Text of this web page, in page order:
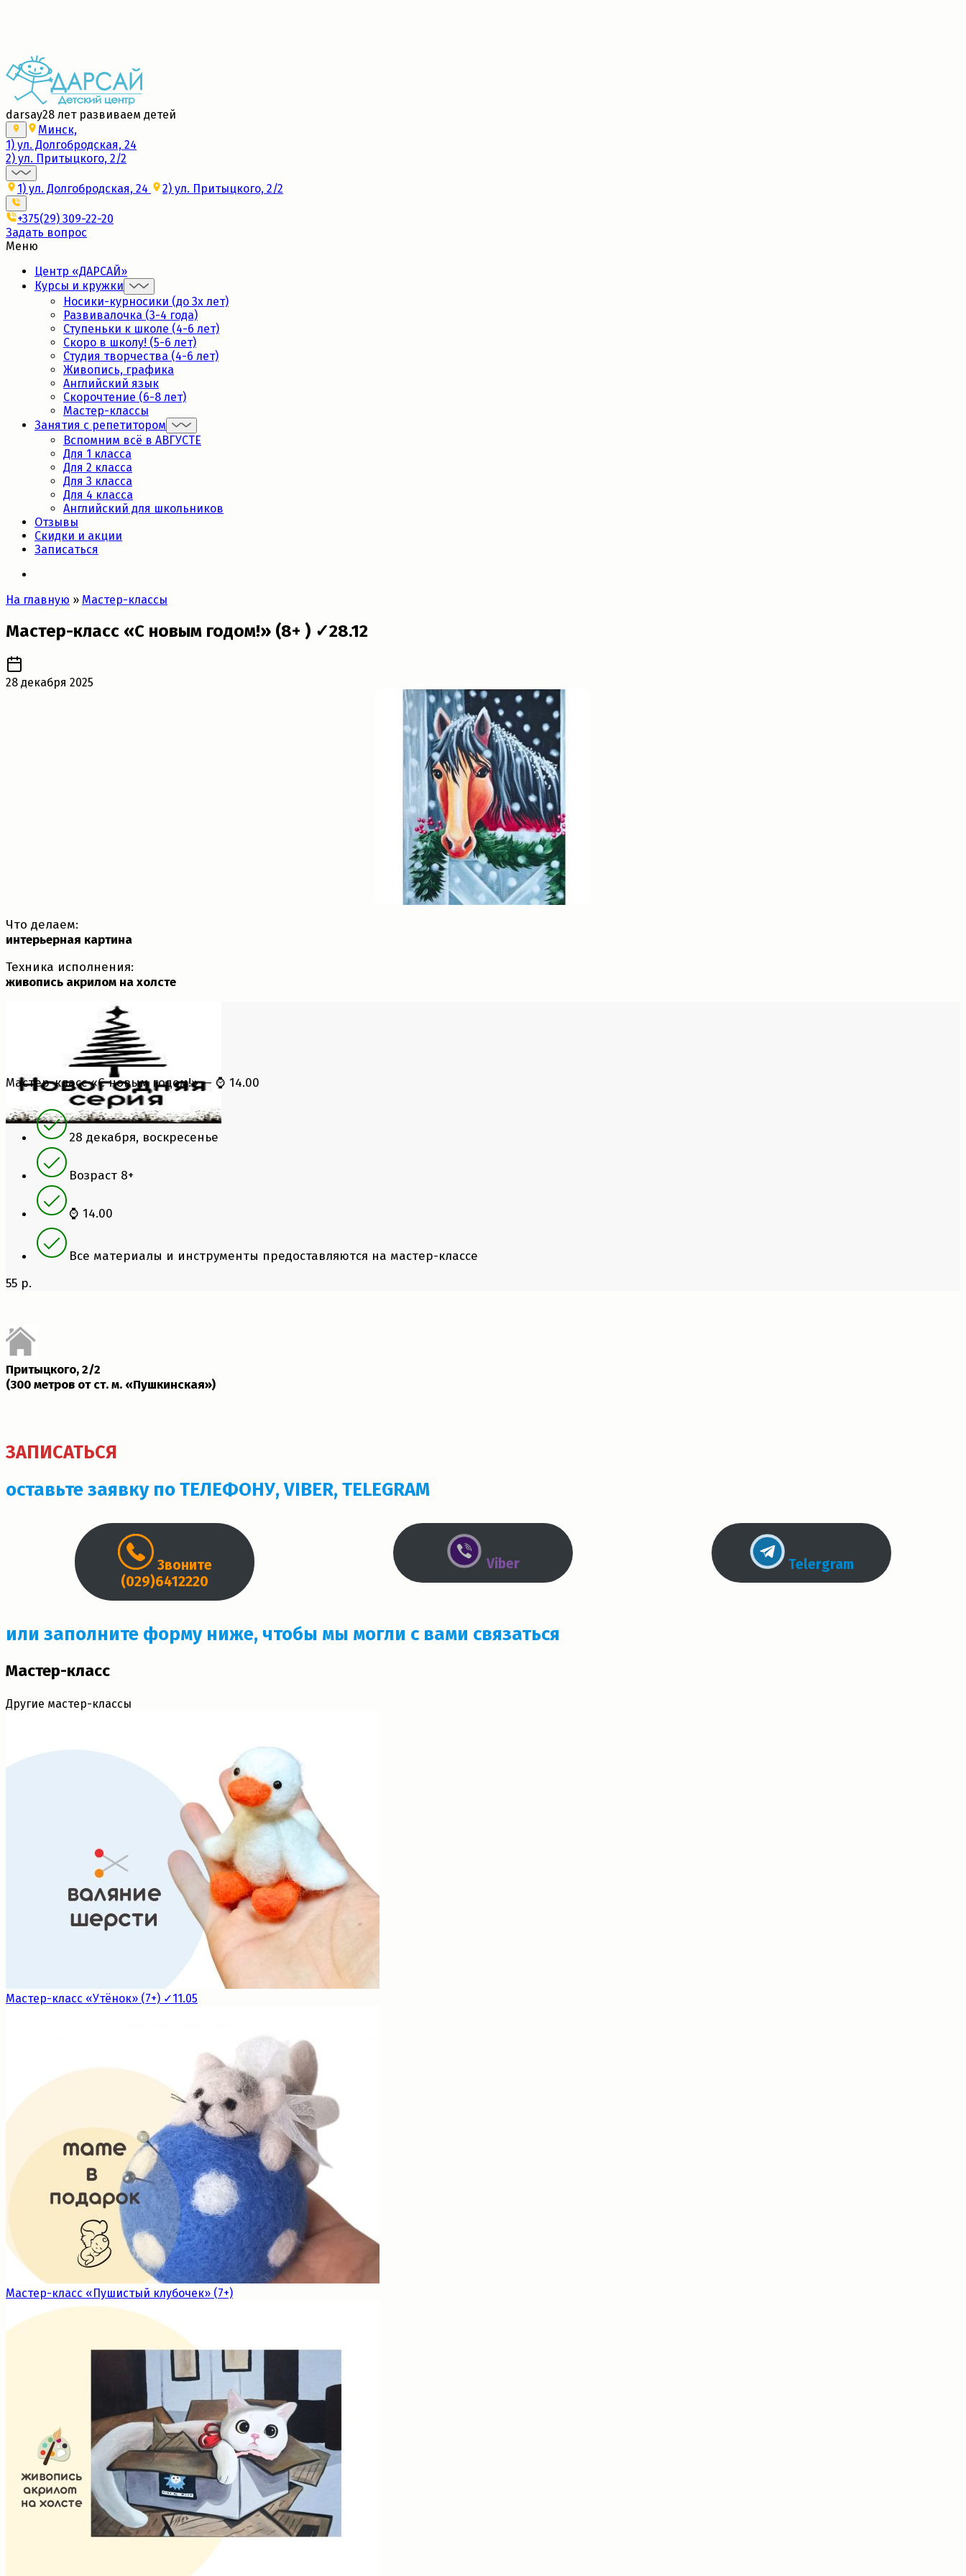
darsay28 лет развиваем детей
Минск,
1) ул. Долгобродская, 24
2) ул. Притыцкого, 2/2
1) ул. Долгобродская, 24 2) ул. Притыцкого, 2/2
+375(29) 309-22-20
Задать вопрос
Меню
Центр «ДАРСАЙ»
Курсы и кружки
Носики-курносики (до 3х лет)
Развивалочка (3-4 года)
Ступеньки к школе (4-6 лет)
Скоро в школу! (5-6 лет)
Студия творчества (4-6 лет)
Живопись, графика
Английский язык
Скорочтение (6-8 лет)
Мастер-классы
Занятия с репетитором
Вспомним всё в АВГУСТЕ
Для 1 класса
Для 2 класса
Для 3 класса
Для 4 класса
Английский для школьников
Отзывы
Скидки и акции
Записаться
На главную » Мастер-классы
Мастер-класс «С новым годом!» (8+ ) ✓28.12
28 декабря 2025
Что делаем:
интерьерная картина
Техника исполнения:
живопись акрилом на холсте
Мастер-класс «С новым годом!» — ⌚ 14.00
28 декабря, воскресенье
Возраст 8+
⌚ 14.00
Все материалы и инструменты предоставляются на мастер-классе
55 р.
Притыцкого, 2/2
(300 метров от ст. м. «Пушкинская»)­
ЗАПИСАТЬСЯ
оставьте заявку по ТЕЛЕФОНУ, VIBER, TELEGRAM
Звоните
(029)6412220
Viber Telergram
или заполните форму ниже, чтобы мы могли с вами связаться
Мастер-класс
Другие мастер-классы
Мастер-класс «Утёнок» (7+) ✓11.05
Мастер-класс «Пушистый клубочек» (7+)